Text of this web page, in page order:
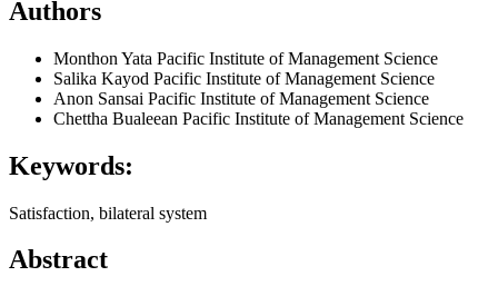
Authors
Monthon Yata Pacific Institute of Management Science
Salika Kayod Pacific Institute of Management Science
Anon Sansai Pacific Institute of Management Science
Chettha Bualeean Pacific Institute of Management Science
Keywords:
Satisfaction, bilateral system
Abstract